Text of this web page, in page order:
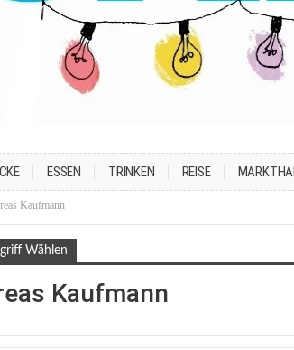
ESSEN TRINKEN REISE
Kaufmann
Wählen
Kaufmann